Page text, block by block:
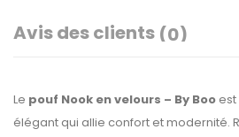
Avis des clients (0)
Le pouf Nook en velours – By Boo
élégant qui allie confort et modernité.